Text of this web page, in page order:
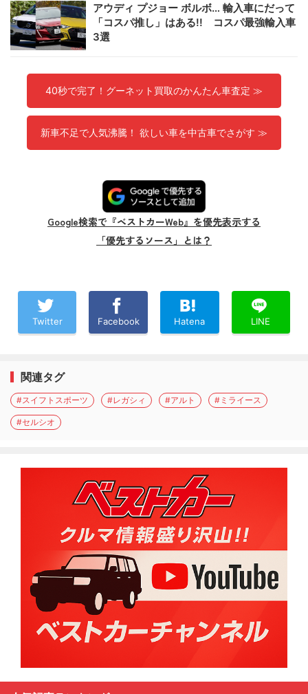
アウディ プジョー ボルボ… 輸入車にだって
「コスパ推し」はある!! コスパ最強輸入車
3選
40秒で完了！グーネット買取のかんたん車査定 ≫
新車不足で人気沸騰！ 欲しい車を中古車でさがす ≫
Google検索で『ベストカーWeb』を優先表示する
「優先するソース」とは？
Twitter Facebook Hatena LINE
関連タグ
#スイフトスポーツ #レガシィ #アルト #ミライース
#セルシオ